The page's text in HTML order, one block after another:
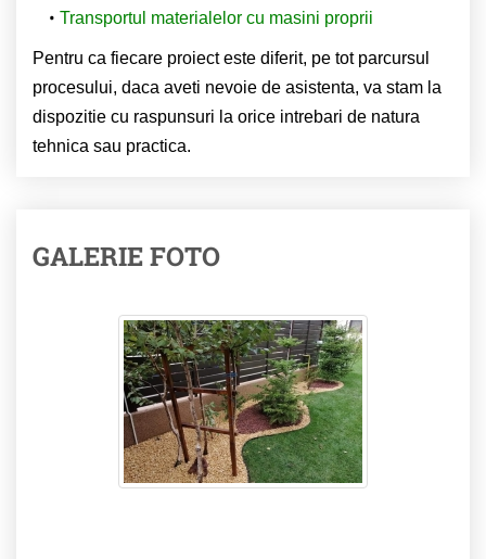
Transportul materialelor cu masini proprii
Pentru ca fiecare proiect este diferit, pe tot parcursul
procesului, daca aveti nevoie de asistenta, va stam la
dispozitie cu raspunsuri la orice intrebari de natura
tehnica sau practica.
GALERIE FOTO